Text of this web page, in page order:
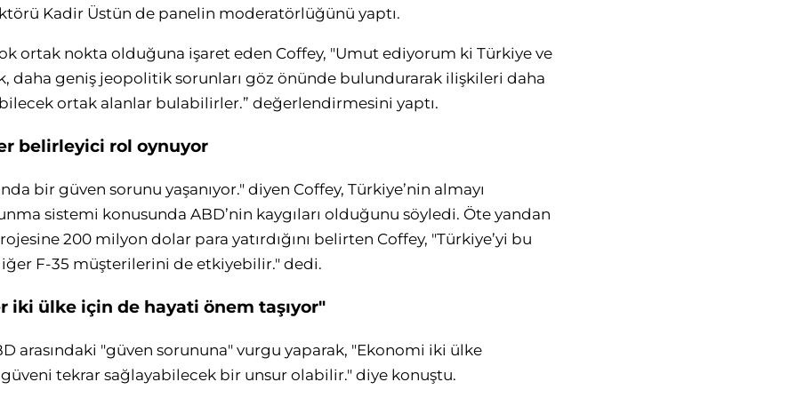
Kadir Üstün de panelin moderatörlüğünü yaptı.
ortak nokta olduğuna işaret eden Coffey, "Umut ediyorum ki Türkiye ve
daha geniş jeopolitik sorunları göz önünde bulundurarak ilişkileri daha
ortak alanlar bulabilirler.” değerlendirmesini yaptı.
belirleyici rol oynuyor
bir güven sorunu yaşanıyor." diyen Coffey, Türkiye’nin almayı
sistemi konusunda ABD’nin kaygıları olduğunu söyledi. Öte yandan
200 milyon dolar para yatırdığını belirten Coffey, "Türkiye’yi bu
F-35 müşterilerini de etkiyebilir." dedi.
iki ülke için de hayati önem taşıyor"
arasındaki "güven sorununa" vurgu yaparak, "Ekonomi iki ülke
tekrar sağlayabilecek bir unsur olabilir." diye konuştu.